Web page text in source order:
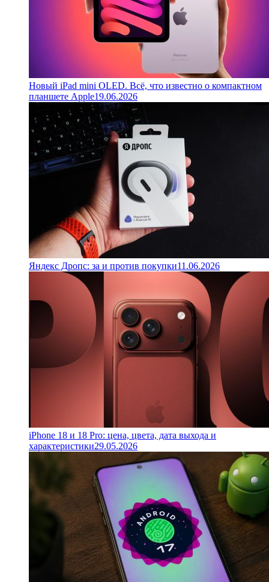
Новый iPad mini OLED. Всё, что известно о компактном
планшете Apple19.06.2026
Яндекс Дропс: за и против покупки11.06.2026
iPhone 18 и 18 Pro: цена, цвета, дата выхода и
характеристики29.05.2026